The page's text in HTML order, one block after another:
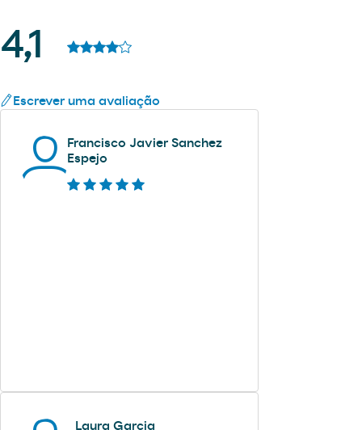
4,1
Escrever uma avaliação
Francisco Javier Sanchez
Espejo
Laura Garcia